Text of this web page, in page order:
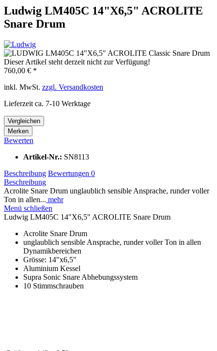
Ludwig LM405C 14"X6,5" ACROLITE
Snare Drum
Dieser Artikel steht derzeit nicht zur Verfügung!
760,00 € *
inkl. MwSt. zzgl. Versandkosten
Lieferzeit ca. 7-10 Werktage
Vergleichen
Merken
Bewerten
Artikel-Nr.: SN8113
Beschreibung Bewertungen 0
Beschreibung
Acrolite Snare Drum unglaublich sensible Ansprache, runder voller
Ton in allen... mehr
Menü schließen
Ludwig LM405C 14"X6,5" ACROLITE Snare Drum
Acrolite Snare Drum
unglaublich sensible Ansprache, runder voller Ton in allen
Dynamikbereichen
Grösse: 14"x6,5"
Aluminium Kessel
Supra Sonic Snare Abhebungssystem
10 Stimmschrauben